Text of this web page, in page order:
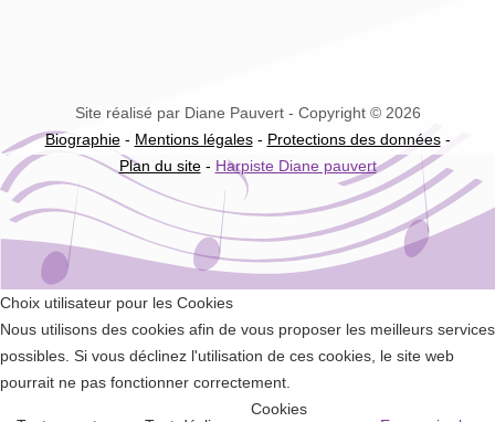
Site réalisé par Diane Pauvert - Copyright © 2026
Biographie- Mentions légales- Protections des données-
Plan du site- Harpiste Diane pauvert
Choix utilisateur pour les Cookies
Nous utilisons des cookies afin de vous proposer les meilleurs services
possibles. Si vous déclinez l'utilisation de ces cookies, le site web
pourrait ne pas fonctionner correctement.
Cookies